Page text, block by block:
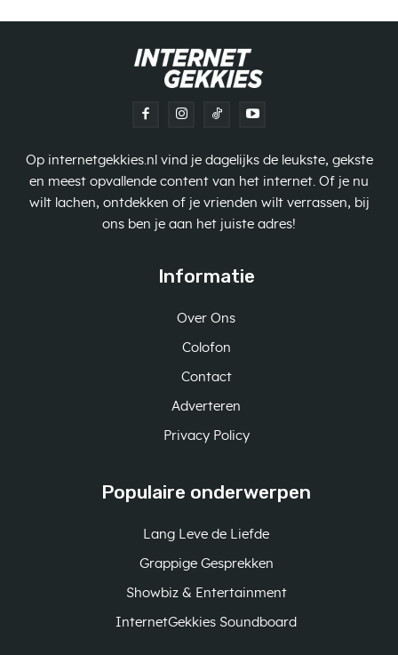
Op internetgekkies.nl vind je dagelijks de leukste, gekste
en meest opvallende content van het internet. Of je nu
wilt lachen, ontdekken of je vrienden wilt verrassen, bij
ons ben je aan het juiste adres!
Informatie
Over Ons
Colofon
Contact
Adverteren
Privacy Policy
Populaire onderwerpen
Lang Leve de Liefde
Grappige Gesprekken
Showbiz & Entertainment
InternetGekkies Soundboard